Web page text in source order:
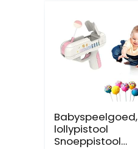
Babyspeelgoed,
lollypistool
Snoeppistool